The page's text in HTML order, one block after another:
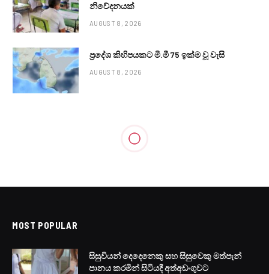
නිවේදනයක්
AUGUST 8, 2026
ප්‍රදේශ කිහිපයකට මි.මී 75 ඉක්ම වූ වැසි
AUGUST 8, 2026
MOST POPULAR
සිසුවියන් දෙදෙනෙකු සහ සිසුවෙකු මත්පැන්
පානය කරමින් සිටියදී අත්අඩංගුවට